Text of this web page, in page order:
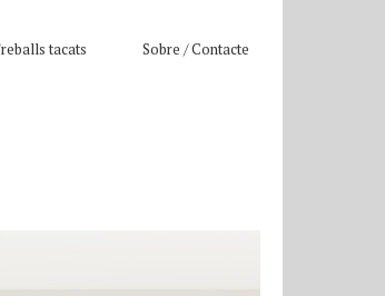
tacats Sobre / Contacte